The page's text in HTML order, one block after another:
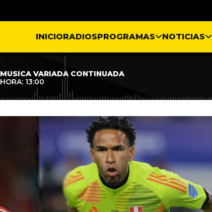
INICIORADIOSPROGRAMAS NOTICIAS
MUSICA VARIADA CONTINUADA
HORA: 13:00